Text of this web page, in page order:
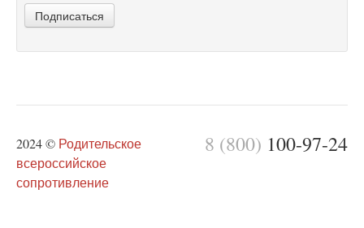
Подписаться
8 (800) 100-97-24
2024 © Родительское
всероссийское
сопротивление